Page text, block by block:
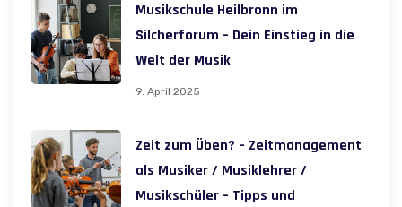
Musikschule Heilbronn im
Silcherforum – Dein Einstieg in die
Welt der Musik
9. April 2025
Zeit zum Üben? – Zeitmanagement
als Musiker / Musiklehrer /
Musikschüler – Tipps und